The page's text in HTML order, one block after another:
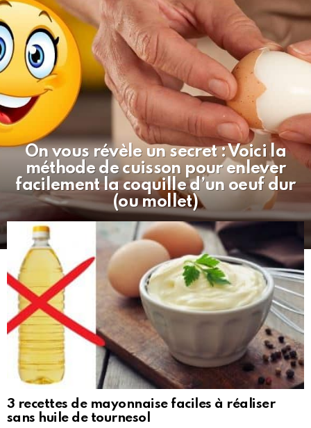
On vous révèle un secret : Voici la
méthode de cuisson pour enlever
facilement la coquille d’un oeuf dur
(ou mollet)
3 recettes de mayonnaise faciles à réaliser
sans huile de tournesol